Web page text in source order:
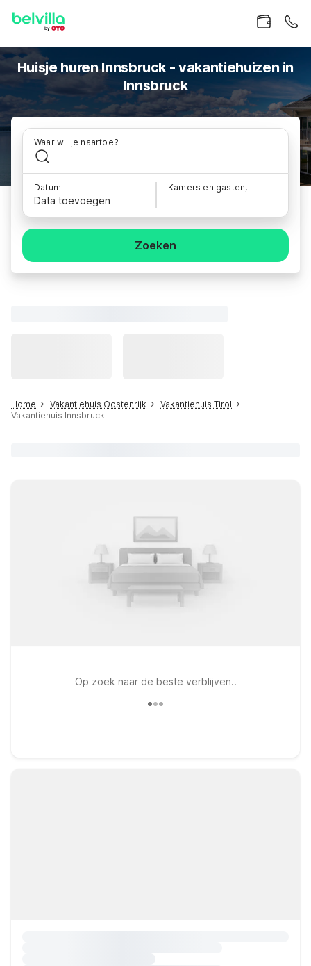
Huisje huren Innsbruck - vakantiehuizen in
Innsbruck
Waar wil je naartoe?
Datum
Data toevoegen
Kamers en gasten,
Zoeken
Home Vakantiehuis Oostenrijk
Vakantiehuis Tirol
Vakantiehuis Innsbruck
Op zoek naar de beste verblijven..